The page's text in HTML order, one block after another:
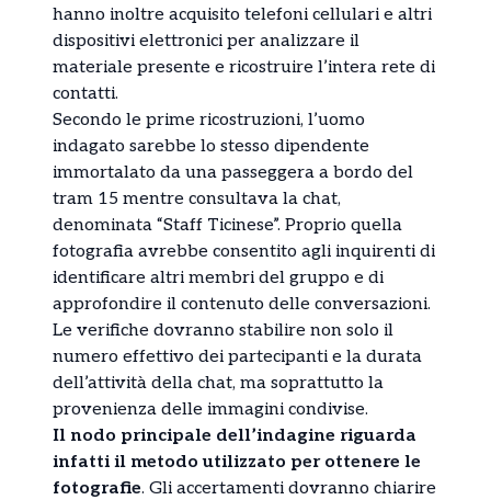
hanno inoltre acquisito telefoni cellulari e altri
dispositivi elettronici per analizzare il
materiale presente e ricostruire l’intera rete di
contatti.
Secondo le prime ricostruzioni, l’uomo
indagato sarebbe lo stesso dipendente
immortalato da una passeggera a bordo del
tram 15 mentre consultava la chat,
denominata “Staff Ticinese”. Proprio quella
fotografia avrebbe consentito agli inquirenti di
identificare altri membri del gruppo e di
approfondire il contenuto delle conversazioni.
Le verifiche dovranno stabilire non solo il
numero effettivo dei partecipanti e la durata
dell’attività della chat, ma soprattutto la
provenienza delle immagini condivise.
Il nodo principale dell’indagine riguarda
infatti il metodo utilizzato per ottenere le
fotografie. Gli accertamenti dovranno chiarire